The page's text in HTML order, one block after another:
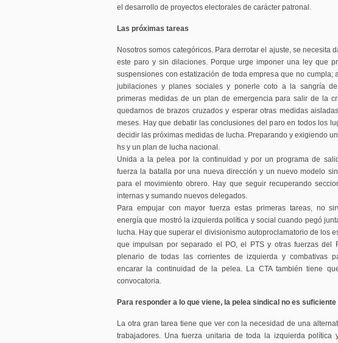
el desarrollo de proyectos electorales de carácter patronal.
Las próximas tareas
Nosotros somos categóricos. Para derrotar el ajuste, se necesita
este paro y sin dilaciones. Porque urge imponer una ley que
suspensiones con estatización de toda empresa que no cumpla;
jubilaciones y planes sociales y ponerle coto a la sangría
primeras medidas de un plan de emergencia para salir de la
quedarnos de brazos cruzados y esperar otras medidas
meses. Hay que debatir las conclusiones del paro en todos los
decidir las próximas medidas de lucha. Preparando y exigiendo
hs y un plan de lucha nacional.
Unida a la pelea por la continuidad y por un programa de
fuerza la batalla por una nueva dirección y un nuevo modelo
para el movimiento obrero. Hay que seguir recuperando
internas y sumando nuevos delegados.
Para empujar con mayor fuerza estas primeras tareas, no
energía que mostró la izquierda política y social cuando pegó
lucha. Hay que superar el divisionismo autoproclamatorio de los
que impulsan por separado el PO, el PTS y otras fuerzas del
plenario de todas las corrientes de izquierda y combativas
encarar la continuidad de la pelea. La CTA también tiene
convocatoria.
Para responder a lo que viene, la pelea sindical no es suficiente
La otra gran tarea tiene que ver con la necesidad de una
trabajadores. Una fuerza unitaria de toda la izquierda política